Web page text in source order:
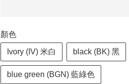
顏色
Ivory (IV) 米白 black (BK) 黑
blue green (BGN) 藍綠色